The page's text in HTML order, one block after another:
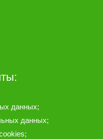
данных;
данных;
;